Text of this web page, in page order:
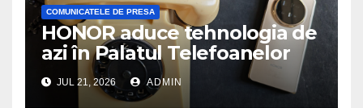
COMUNICATELE DE PRESA
HONOR aduce tehnologia de
azi în Palatul Telefoanelor
JUL 21, 2026 ADMIN